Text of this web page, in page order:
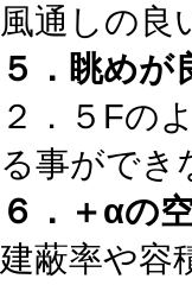
風通しの良
５．眺め
２．５Fの
る事ができ
６．＋αの
建蔽率や容